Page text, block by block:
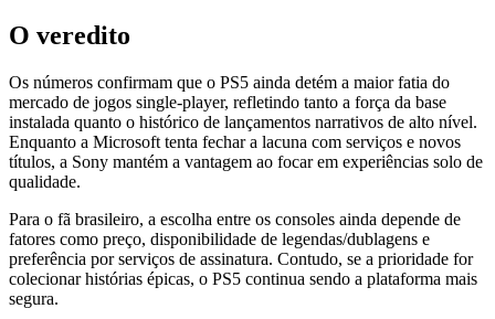
O veredito
Os números confirmam que o PS5 ainda detém a maior fatia do
mercado de jogos single-player, refletindo tanto a força da base
instalada quanto o histórico de lançamentos narrativos de alto nível.
Enquanto a Microsoft tenta fechar a lacuna com serviços e novos
títulos, a Sony mantém a vantagem ao focar em experiências solo de
qualidade.
Para o fã brasileiro, a escolha entre os consoles ainda depende de
fatores como preço, disponibilidade de legendas/dublagens e
preferência por serviços de assinatura. Contudo, se a prioridade for
colecionar histórias épicas, o PS5 continua sendo a plataforma mais
segura.